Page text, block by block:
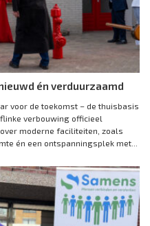
én verduurzaamd
voor de toekomst – de thuisbasis
verbouwing officieel
moderne faciliteiten, zoals
én een ontspanningsplek met...